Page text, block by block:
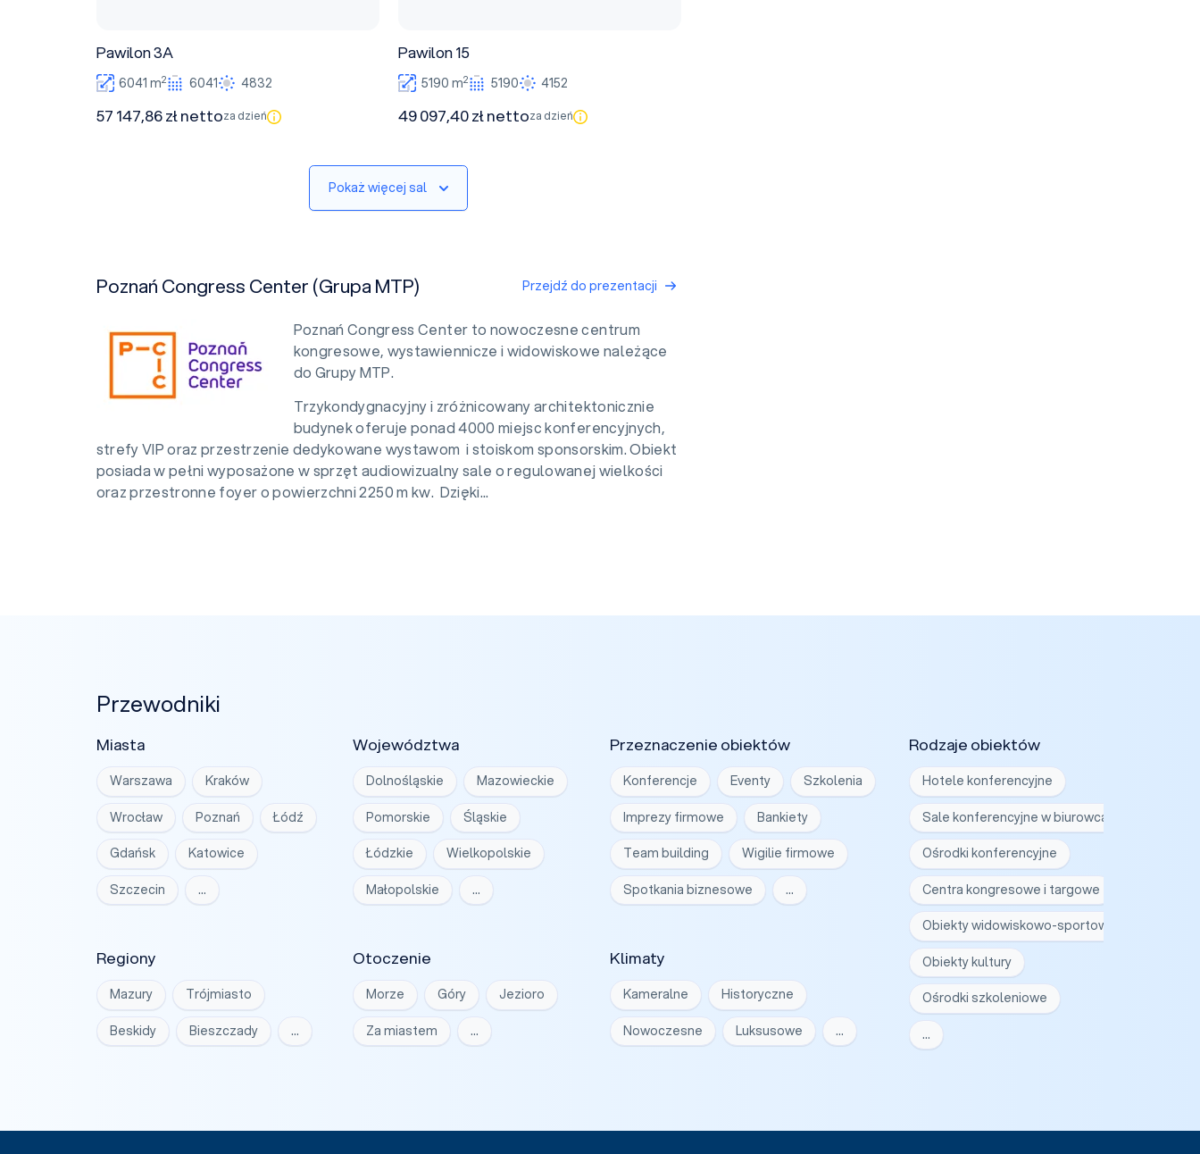
Pawilon 3A
6041 m2 6041 4832
57 147,86 zł nettoza dzień
Pawilon 15
5190 m2 5190 4152
49 097,40 zł nettoza dzień
Pokaż więcej sal
Poznań Congress Center (Grupa MTP) Przejdź do prezentacji
Poznań Congress Center to nowoczesne centrum
kongresowe, wystawiennicze i widowiskowe należące
do Grupy MTP.
Trzykondygnacyjny i zróżnicowany architektonicznie
budynek oferuje ponad 4000 miejsc konferencyjnych,
strefy VIP oraz przestrzenie dedykowane wystawom i stoiskom sponsorskim. Obiekt
posiada w pełni wyposażone w sprzęt audiowizualny sale o regulowanej wielkości
oraz przestronne foyer o powierzchni 2250 m kw. Dzięki...
Przewodniki
Miasta
Warszawa Kraków
Wrocław Poznań Łódź
Gdańsk Katowice
Szczecin …
Województwa
Dolnośląskie Mazowieckie
Pomorskie Śląskie
Łódzkie Wielkopolskie
Małopolskie …
Regiony
Mazury Trójmiasto
Beskidy Bieszczady …
Otoczenie
Morze Góry Jezioro
Za miastem …
Klimaty
Kameralne Historyczne
Nowoczesne Luksusowe …
Przeznaczenie obiektów
Konferencje Eventy Szkolenia
Imprezy firmowe Bankiety
Team building Wigilie firmowe
Spotkania biznesowe …
Rodzaje obiektów
Hotele konferencyjne
Sale konferencyjne w biurowcach
Ośrodki konferencyjne
Centra kongresowe i targowe
Obiekty widowiskowo-sportowe
Obiekty kultury
Ośrodki szkoleniowe
…